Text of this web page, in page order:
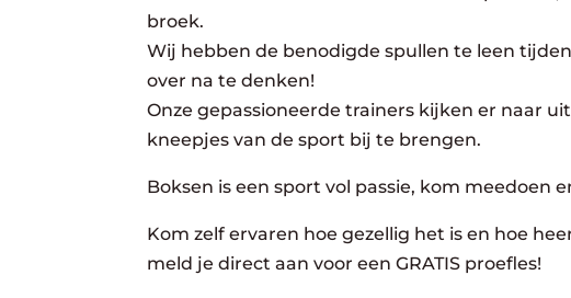
broek.
Wij hebben de benodigde spullen te leen
over na te denken!
Onze gepassioneerde trainers kijken er naar
kneepjes van de sport bij te brengen.
Boksen is een sport vol passie, kom meedoen
Kom zelf ervaren hoe gezellig het is en hoe
meld je direct aan voor een GRATIS proefles!